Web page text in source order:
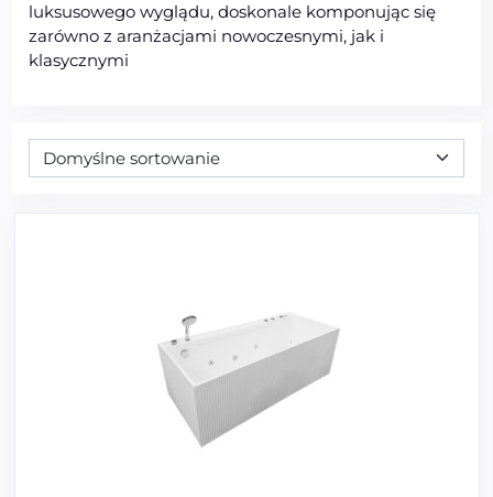
luksusowego wyglądu, doskonale komponując się
zarówno z aranżacjami nowoczesnymi, jak i
klasycznymi